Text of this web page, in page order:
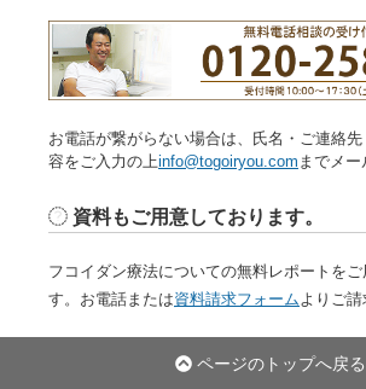
お電話が繋がらない場合は、氏名・ご連絡
容をご入力の上info@togoiryou.com までメー
資料もご用意しております。
フコイダン療法についての無料レポートをご
す。お電話または資料請求フォーム よりご請
ページのトップへ戻る